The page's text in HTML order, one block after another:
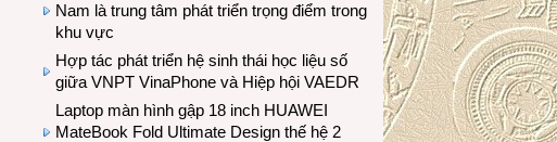
Nam là trung tâm phát triển trọng điểm trong
khu vực
Hợp tác phát triển hệ sinh thái học liệu số
giữa VNPT VinaPhone và Hiệp hội VAEDR
Laptop màn hình gập 18 inch HUAWEI
MateBook Fold Ultimate Design thế hệ 2